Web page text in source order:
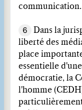
communication.
6
Dans la
liberté des
place
essentielle
démocratie, la
l'homme